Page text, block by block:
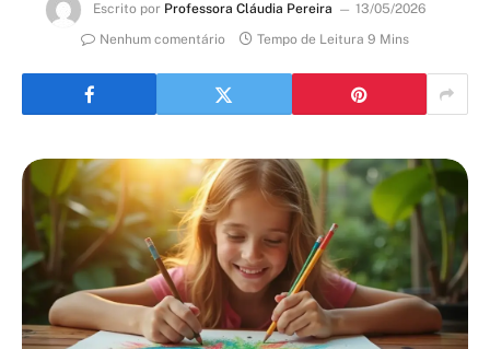
Escrito por Professora Cláudia Pereira
13/05/2026
Nenhum comentário
Tempo de Leitura 9 Mins